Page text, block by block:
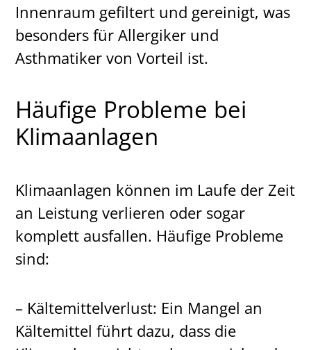
Innenraum gefiltert und gereinigt, was
besonders für Allergiker und
Asthmatiker von Vorteil ist.
Häufige Probleme bei
Klimaanlagen
Klimaanlagen können im Laufe der Zeit
an Leistung verlieren oder sogar
komplett ausfallen. Häufige Probleme
sind:
– Kältemittelverlust: Ein Mangel an
Kältemittel führt dazu, dass die